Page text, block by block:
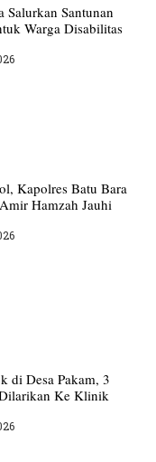
Salurkan Santunan
Warga Disabilitas
Kapolres Batu Bara
Hamzah Jauhi
di Desa Pakam, 3
Ke Klinik